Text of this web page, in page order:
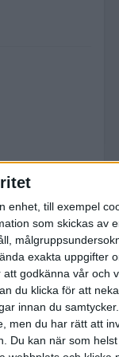
enhet, till exempel
som skickas av
exakta uppgifter
godkänna vår och
du klicka för att
innan du samtycker.
men du har rätt att
Du kan när som